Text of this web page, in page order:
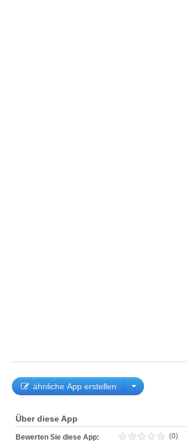
ähnliche App erstellen
Über diese App
Bewerten Sie diese App: (0)